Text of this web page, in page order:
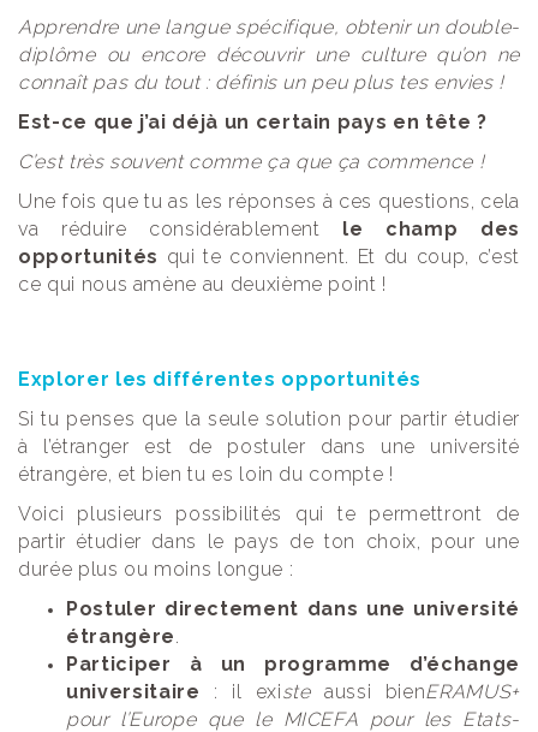
Apprendre une langue spécifique, obtenir un double-
diplôme ou encore découvrir une culture qu’on ne
connaît pas du tout : définis un peu plus tes envies !
Est-ce que j’ai déjà un certain pays en tête ?
C’est très souvent comme ça que ça commence !
Une fois que tu as les réponses à ces questions, cela
va réduire considérablement le champ des
opportunités qui te conviennent. Et du coup, c’est
ce qui nous amène au deuxième point !
Explorer les différentes opportunités
Si tu penses que la seule solution pour partir étudier
à l’étranger est de postuler dans une université
étrangère, et bien tu es loin du compte !
Voici plusieurs possibilités qui te permettront de
partir étudier dans le pays de ton choix, pour une
durée plus ou moins longue :
Postuler directement dans une université
étrangère
Participer à un programme d’échange
universitaire : il existeaussi bienERAMUS+
pour l’Europe que le MICEFA pour les Etats-